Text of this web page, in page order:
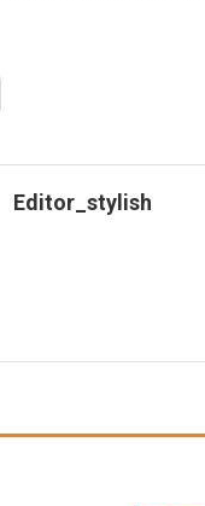
Editor_stylish